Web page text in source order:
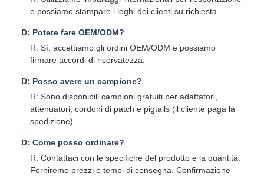
e possiamo stampare i loghi dei clienti su richiesta.
D: Potete fare OEM/ODM?
R: Sì, accettiamo gli ordini OEM/ODM e possiamo
firmare accordi di riservatezza.
D: Posso avere un campione?
R: Sono disponibili campioni gratuiti per adattatori,
attenuatori, cordoni di patch e pigtails (il cliente paga la
spedizione).
D: Come posso ordinare?
R: Contattaci con le specifiche del prodotto e la quantità.
Forniremo prezzi e tempi di consegna. Confirmazione